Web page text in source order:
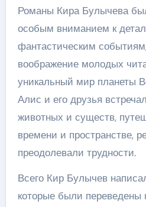
Романы Кира Булычева
особым вниманием к
фантастическим
воображение молодых
уникальный мир планеты
Алис и его друзья
животных и существ,
времени и пространстве,
преодолевали трудности.
Всего Кир Булычев
которые были переведены